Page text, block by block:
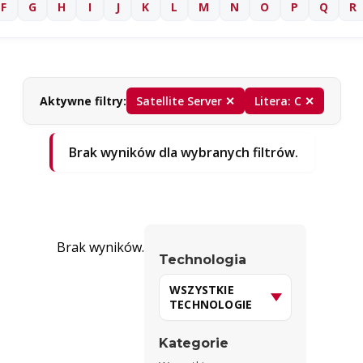
F G H I J K L M N O P Q R
Aktywne filtry: Satellite Server ✕ Litera: C ✕
Brak wyników dla wybranych filtrów.
Brak wyników.
Technologia
Kategorie